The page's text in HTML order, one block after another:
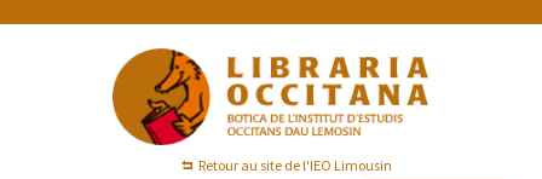
Passer
Passer
Passer
Retour au site de l'IEO Limousin